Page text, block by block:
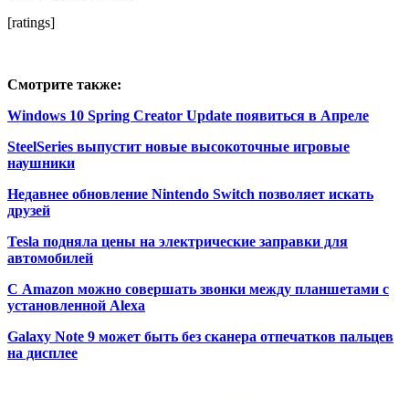
[ratings]
Смотрите также:
Windows 10 Spring Creator Update появиться в Апреле
SteelSeries выпустит новые высокоточные игровые
наушники
Недавнее обновление Nintendo Switch позволяет искать
друзей
Tesla подняла цены на электрические заправки для
автомобилей
С Amazon можно совершать звонки между планшетами с
установленной Alexa
Galaxy Note 9 может быть без сканера отпечатков пальцев
на дисплее